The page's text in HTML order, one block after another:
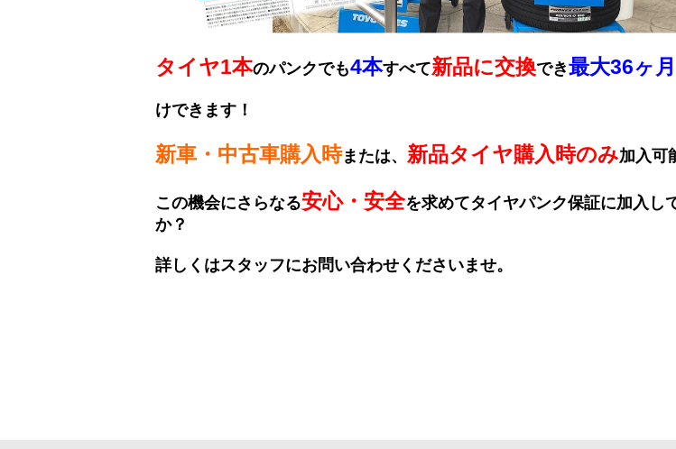
タイヤ1本のパンクでも4本すべて新品に交換でき最大36ヶ月
けできます！
新車・中古車購入時または、 新品タイヤ購入時のみ加入可
この機会にさらなる安心・安全を求めてタイヤパンク保証に加入し
か？
詳しくはスタッフにお問い合わせくださいませ。